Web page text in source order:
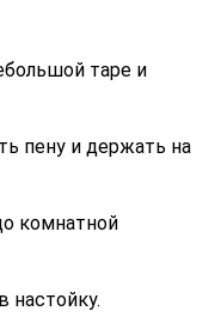
таре и
пену и держать на
комнатной
настойку.